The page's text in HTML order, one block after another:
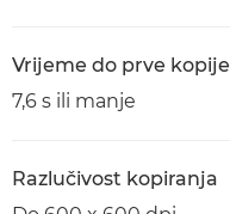
Vrijeme do prve kopije
7,6 s ili manje
Razlučivost kopiranja